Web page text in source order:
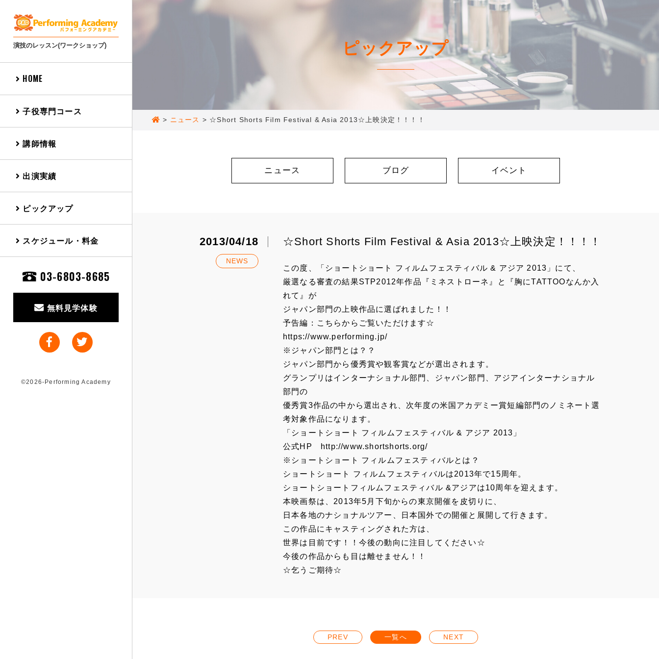
演技のレッスン(ワークショップ)
HOME
子役専門コース
講師情報
出演実績
ピックアップ
スケジュール・料金
03-6803-8685
無料見学体験
©2026-Performing Academy
ピックアップ
> ニュース > ☆Short Shorts Film Festival & Asia 2013☆上映決定！！！！
ニュース ブログ イベント
2013/04/18
NEWS
☆Short Shorts Film Festival & Asia 2013☆上映決定！！！！
この度、「ショートショート フィルムフェスティバル & アジア 2013」にて、
厳選なる審査の結果STP2012年作品『ミネストローネ』と『 胸にTATTOOなんか入
れて』が
ジャパン部門の上映作品に選ばれました！！
予告編：こちらからご覧いただけます☆
https://www.performing.jp/
※ジャパン部門とは？？
ジャパン部門から優秀賞や観客賞などが選出されます。
グランプリはインターナショナル部門、ジャパン部門、 アジアインターナショナル
部門の
優秀賞3作品の中から選出され、 次年度の米国アカデミー賞短編部門のノミネート選
考対象作品にな ります。
「ショートショート フィルムフェスティバル & アジア 2013」
公式HP
http://www.shortshorts.org/
※ショートショート フィルムフェスティバルとは？
ショートショート フィルムフェスティバルは2013年で15周年。
ショートショートフィルムフェスティバル &アジアは10周年を迎えます。
本映画祭は、2013年5月下旬からの東京開催を皮切りに、
日本各地のナショナルツアー、
日本国外での開催と展開して行きます。
この作品にキャスティングされた方は、
世界は目前です！！今後の動向に注目してください☆
今後の作品からも目は離せません！！
☆乞うご期待☆
PREV 一覧へ NEXT